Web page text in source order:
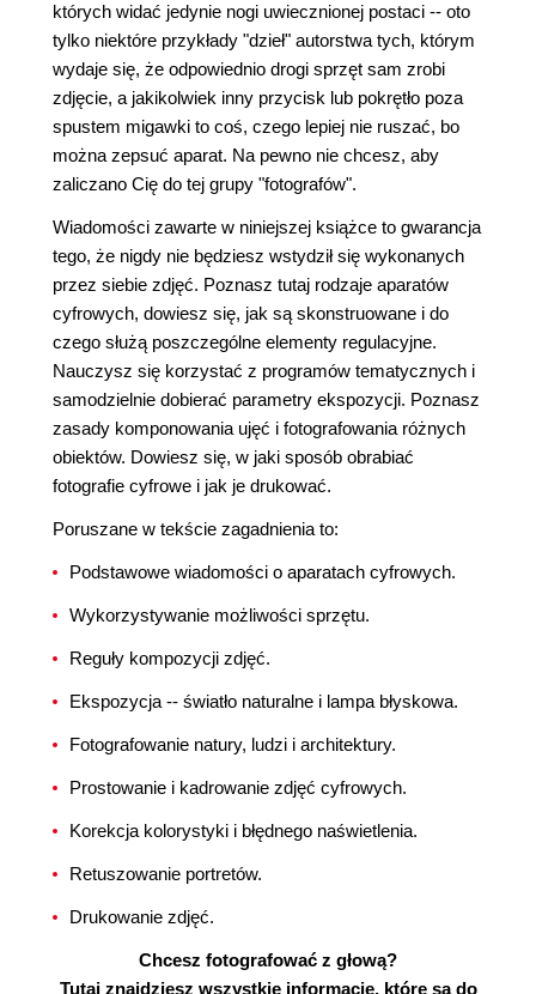
których widać jedynie nogi uwiecznionej postaci -- oto
tylko niektóre przykłady "dzieł" autorstwa tych, którym
wydaje się, że odpowiednio drogi sprzęt sam zrobi
zdjęcie, a jakikolwiek inny przycisk lub pokrętło poza
spustem migawki to coś, czego lepiej nie ruszać, bo
można zepsuć aparat. Na pewno nie chcesz, aby
zaliczano Cię do tej grupy "fotografów".
Wiadomości zawarte w niniejszej książce to gwarancja
tego, że nigdy nie będziesz wstydził się wykonanych
przez siebie zdjęć. Poznasz tutaj rodzaje aparatów
cyfrowych, dowiesz się, jak są skonstruowane i do
czego służą poszczególne elementy regulacyjne.
Nauczysz się korzystać z programów tematycznych i
samodzielnie dobierać parametry ekspozycji. Poznasz
zasady komponowania ujęć i fotografowania różnych
obiektów. Dowiesz się, w jaki sposób obrabiać
fotografie cyfrowe i jak je drukować.
Poruszane w tekście zagadnienia to:
Podstawowe wiadomości o aparatach cyfrowych.
Wykorzystywanie możliwości sprzętu.
Reguły kompozycji zdjęć.
Ekspozycja -- światło naturalne i lampa błyskowa.
Fotografowanie natury, ludzi i architektury.
Prostowanie i kadrowanie zdjęć cyfrowych.
Korekcja kolorystyki i błędnego naświetlenia.
Retuszowanie portretów.
Drukowanie zdjęć.
Chcesz fotografować z głową?
Tutaj znajdziesz wszystkie informacje, które są do